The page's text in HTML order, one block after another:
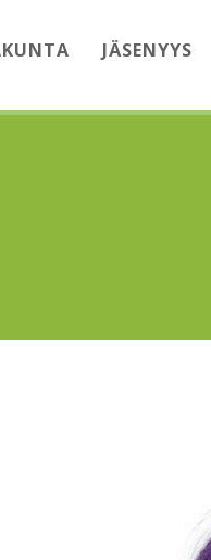
JÄSENYYS